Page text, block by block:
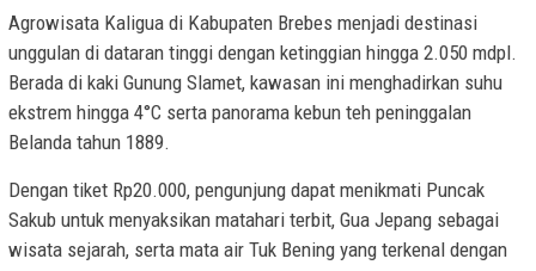
Agrowisata Kaligua di Kabupaten Brebes menjadi destinasi
unggulan di dataran tinggi dengan ketinggian hingga 2.050 mdpl.
Berada di kaki Gunung Slamet, kawasan ini menghadirkan suhu
ekstrem hingga 4°C serta panorama kebun teh peninggalan
Belanda tahun 1889.
Dengan tiket Rp20.000, pengunjung dapat menikmati Puncak
Sakub untuk menyaksikan matahari terbit, Gua Jepang sebagai
wisata sejarah, serta mata air Tuk Bening yang terkenal dengan